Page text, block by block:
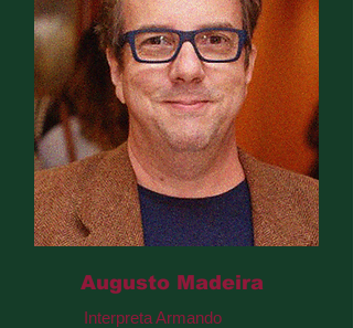
Augusto Madeira
Interpreta Armando